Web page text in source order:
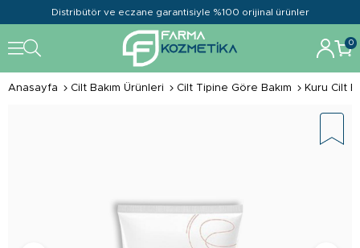
Distribütör ve eczane garantisiyle %100 orijinal ürünler
0
Anasayfa Cilt Bakım Ürünleri Cilt Tipine Göre Bakım Kuru Cilt